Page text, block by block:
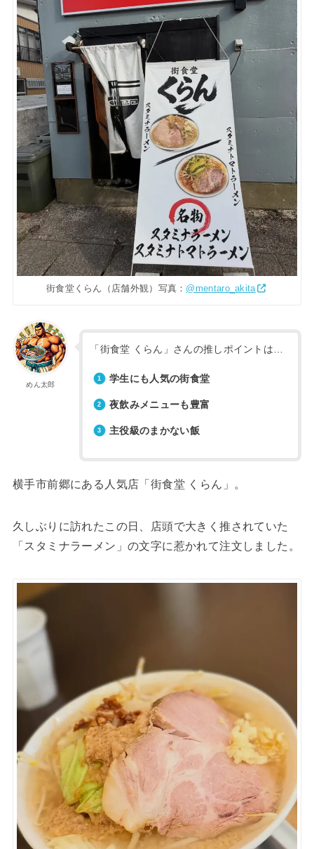
街食堂くらん（店舗外観）写真： @mentaro_akita
めん太郎
「街食堂 くらん」さんの推しポイントは…
学生にも人気の街食堂
夜飲みメニューも豊富
主役級のまかない飯
横手市前郷にある人気店「街食堂 くらん」。
久しぶりに訪れたこの日、店頭で大きく推されていた
「スタミナラーメン」の文字に惹かれて注文しました。